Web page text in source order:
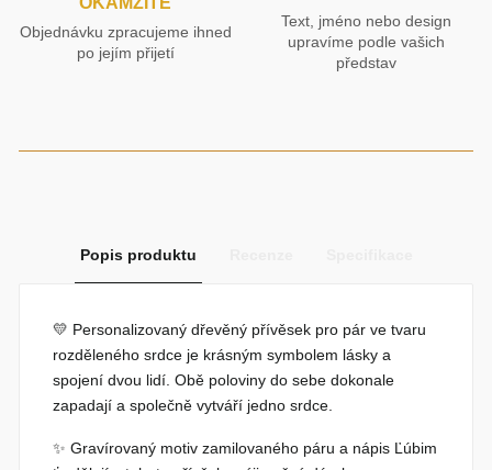
Objednávku zpracujeme ihned
po jejím přijetí
Text, jméno nebo design
upravíme podle vašich
představ
Popis produktu
💛 Personalizovaný dřevěný přívěsek pro pár ve tvaru
rozděleného srdce je krásným symbolem lásky a
spojení dvou lidí. Obě poloviny do sebe dokonale
zapadají a společně vytváří jedno srdce.
✨ Gravírovaný motiv zamilovaného páru a nápis Ľúbim